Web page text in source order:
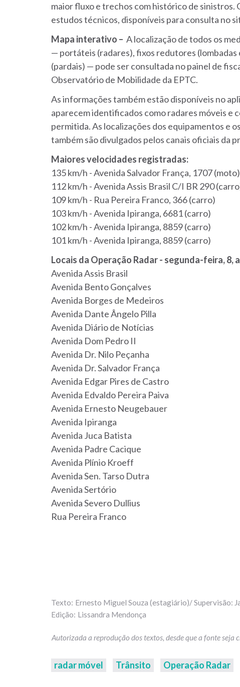
maior fluxo e trechos com histórico de sinistros.
estudos técnicos, disponíveis para consulta no
Mapa interativo – A localização de todos os
— portáteis (radares), fixos redutores
(pardais) — pode ser consultada no painel de
Observatório de Mobilidade da EPTC.
As informações também estão disponíveis no
aparecem identificados como radares móveis e
permitida. As localizações dos equipamentos e
também são divulgados pelos canais oficiais da
Maiores velocidades registradas:
135 km/h - Avenida Salvador França, 1707 (moto)
112 km/h - Avenida Assis Brasil C/I BR 290
109 km/h - Rua Pereira Franco, 366 (carro)
103 km/h - Avenida Ipiranga, 6681 (carro)
102 km/h - Avenida Ipiranga, 8859 (carro)
101 km/h - Avenida Ipiranga, 8859 (carro)
Locais da Operação Radar - segunda-feira, 8,
Avenida Assis Brasil
Avenida Bento Gonçalves
Avenida Borges de Medeiros
Avenida Dante Ângelo Pilla
Avenida Diário de Notícias
Avenida Dom Pedro II
Avenida Dr. Nilo Peçanha
Avenida Dr. Salvador França
Avenida Edgar Pires de Castro
Avenida Edvaldo Pereira Paiva
Avenida Ernesto Neugebauer
Avenida Ipiranga
Avenida Juca Batista
Avenida Padre Cacique
Avenida Plínio Kroeff
Avenida Sen. Tarso Dutra
Avenida Sertório
Avenida Severo Dullius
Rua Pereira Franco
Ernesto Miguel Souza (estagiário)/ Supervisão:
Lissandra Mendonça
radar móvel Trânsito Operação Radar